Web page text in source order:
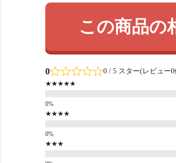
この商品の
0 0 / 5 スター(レビュー
★★★★★
★★★★
★★★